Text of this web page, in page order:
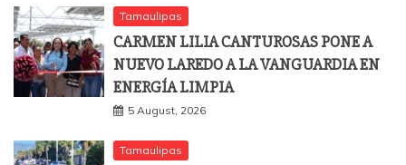
Tamaulipas
CARMEN LILIA CANTUROSAS PONE A
NUEVO LAREDO A LA VANGUARDIA EN
ENERGÍA LIMPIA
5 August, 2026
Tamaulipas